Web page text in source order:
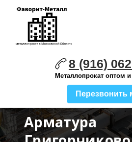
8 (916)
Металлопрокат оптом
Перезвонить
Арматура